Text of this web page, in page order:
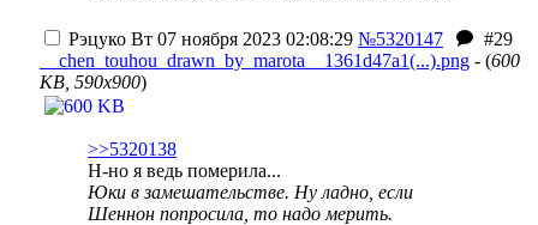
Рэцуко Вт 07 ноября 2023 02:08:29 №5320147
#29
__chen_touhou_drawn_by_marota__1361d47a1(...).png - (600
KB, 590x900)
>>5320138
Н-но я ведь померила...
Юки в замешательстве. Ну ладно, если
Шеннон попросила, то надо мерить.